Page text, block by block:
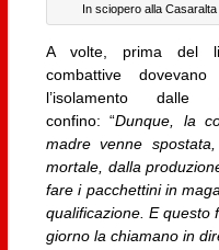
In sciopero alla Casaralta
A volte, prima del
combattive
l’isolamento
confino: “Dunque, la
madre venne
mortale, dalla
fare i pacchettini in
qualificazione. E questo
giorno la chiamano in